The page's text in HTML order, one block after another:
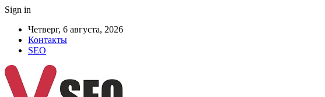
Sign in
Четверг, 6 августа, 2026
Контакты
SEO